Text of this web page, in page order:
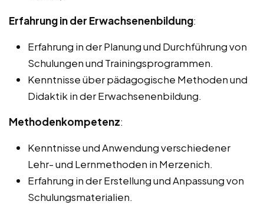
Erfahrung in der Erwachsenenbildung:
Erfahrung in der Planung und Durchführung von
Schulungen und Trainingsprogrammen.
Kenntnisse über pädagogische Methoden und
Didaktik in der Erwachsenenbildung.
Methodenkompetenz:
Kenntnisse und Anwendung verschiedener
Lehr- und Lernmethoden in Merzenich.
Erfahrung in der Erstellung und Anpassung von
Schulungsmaterialien.